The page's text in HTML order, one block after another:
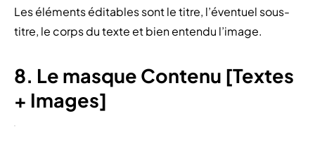
Les éléments éditables sont le titre, l’éventuel sous-
titre, le corps du texte et bien entendu l’image.
8. Le masque Contenu [Textes
+ Images]